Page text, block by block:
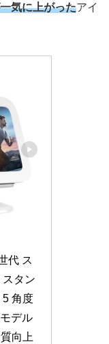
気に上がったアイ
代 ス
スタン
5 角度
デル
向上